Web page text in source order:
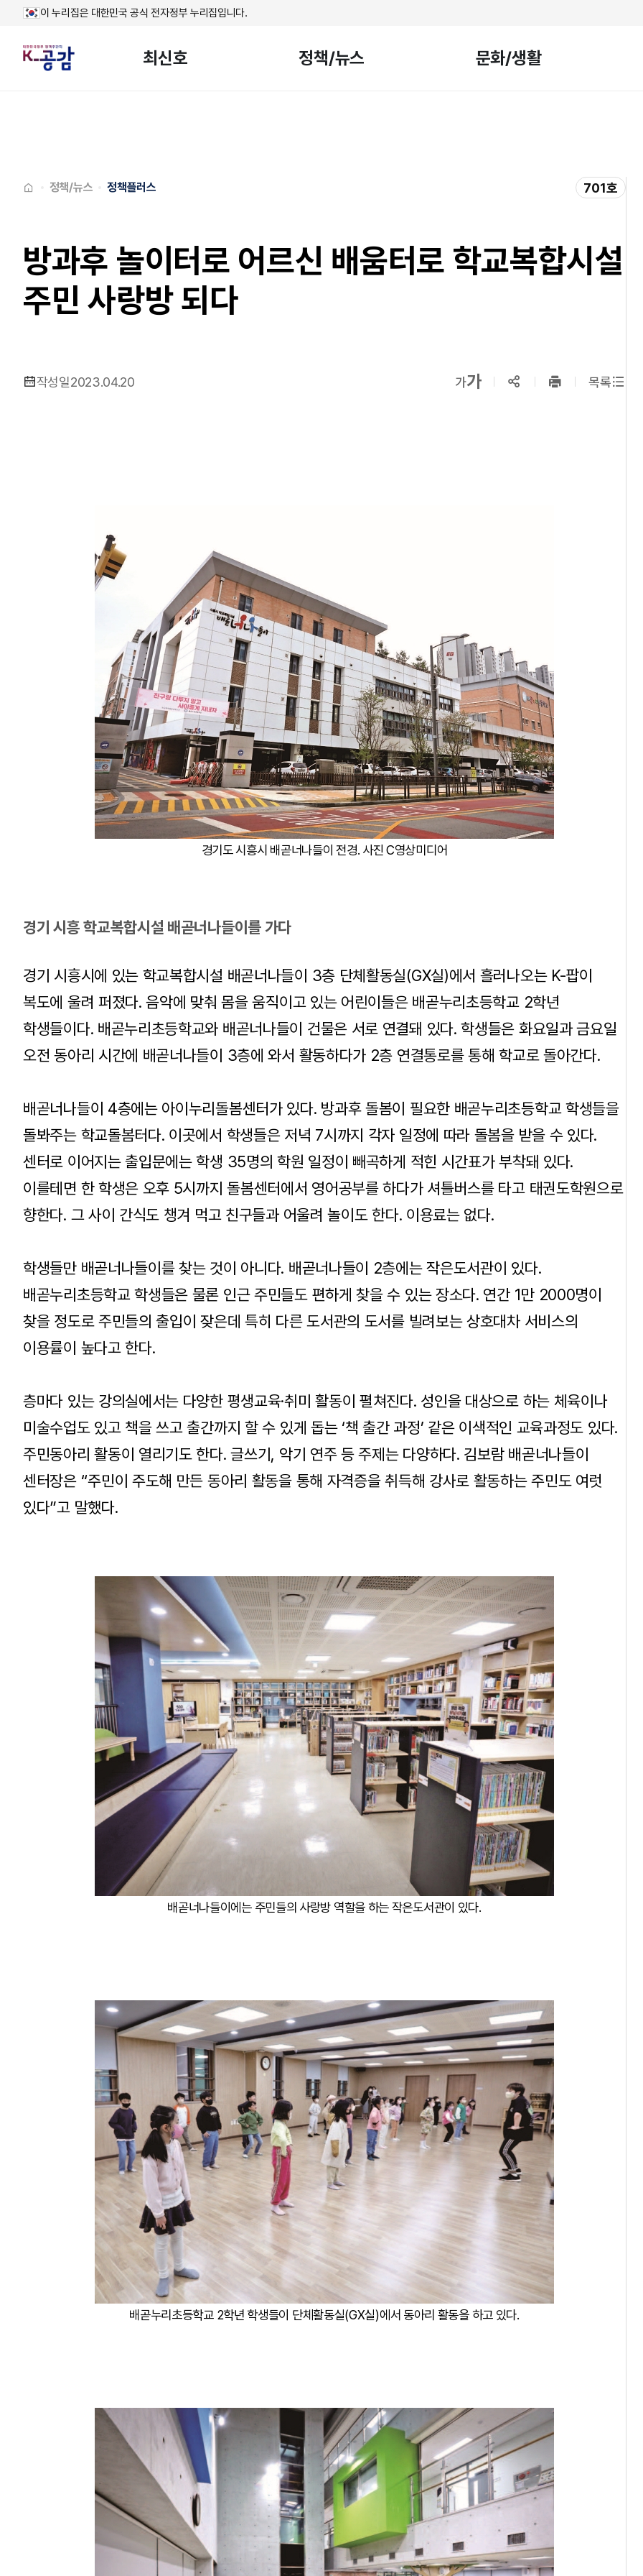
이 누리집은 대한민국 공식 전자정부 누리집입니다.
최신호 정책/뉴스 문화/생활
정책/뉴스 정책플러스 701호
방과후 놀이터로 어르신 배움터로 학교복합시설
주민 사랑방 되다
작성일2023.04.20 가축소보기
가확대보기SNS공유
프린트
목록
경기도 시흥시 배곧너나들이 전경. 사진 C영상미디어
경기 시흥 학교복합시설 배곧너나들이를 가다
경기 시흥시에 있는 학교복합시설 배곧너나들이 3층 단체활동실(GX실)에서 흘러나오는 K-팝이
복도에 울려 퍼졌다. 음악에 맞춰 몸을 움직이고 있는 어린이들은 배곧누리초등학교 2학년
학생들이다. 배곧누리초등학교와 배곧너나들이 건물은 서로 연결돼 있다. 학생들은 화요일과 금요일
오전 동아리 시간에 배곧너나들이 3층에 와서 활동하다가 2층 연결통로를 통해 학교로 돌아간다.
배곧너나들이 4층에는 아이누리돌봄센터가 있다. 방과후 돌봄이 필요한 배곧누리초등학교 학생들을
돌봐주는 학교돌봄터다. 이곳에서 학생들은 저녁 7시까지 각자 일정에 따라 돌봄을 받을 수 있다.
센터로 이어지는 출입문에는 학생 35명의 학원 일정이 빼곡하게 적힌 시간표가 부착돼 있다.
이를테면 한 학생은 오후 5시까지 돌봄센터에서 영어공부를 하다가 셔틀버스를 타고 태권도학원으로
향한다. 그 사이 간식도 챙겨 먹고 친구들과 어울려 놀이도 한다. 이용료는 없다.
학생들만 배곧너나들이를 찾는 것이 아니다. 배곧너나들이 2층에는 작은도서관이 있다.
배곧누리초등학교 학생들은 물론 인근 주민들도 편하게 찾을 수 있는 장소다. 연간 1만 2000명이
찾을 정도로 주민들의 출입이 잦은데 특히 다른 도서관의 도서를 빌려보는 상호대차 서비스의
이용률이 높다고 한다.
층마다 있는 강의실에서는 다양한 평생교육·취미 활동이 펼쳐진다. 성인을 대상으로 하는 체육이나
미술수업도 있고 책을 쓰고 출간까지 할 수 있게 돕는 ‘책 출간 과정’ 같은 이색적인 교육과정도 있다.
주민동아리 활동이 열리기도 한다. 글쓰기, 악기 연주 등 주제는 다양하다. 김보람 배곧너나들이
센터장은 “주민이 주도해 만든 동아리 활동을 통해 자격증을 취득해 강사로 활동하는 주민도 여럿
있다”고 말했다.
배곧너나들이에는 주민들의 사랑방 역할을 하는 작은도서관이 있다.
배곧누리초등학교 2학년 학생들이 단체활동실(GX실)에서 동아리 활동을 하고 있다.